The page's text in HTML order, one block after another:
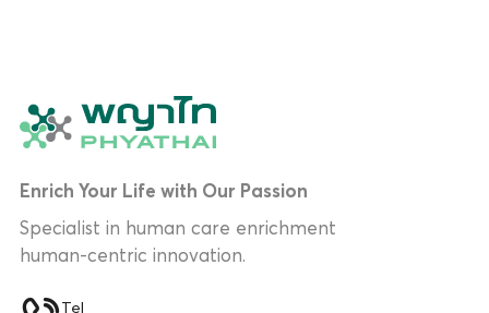
Enrich Your Life with Our Passion
Specialist in human care enrichment
human-centric innovation.
Tel